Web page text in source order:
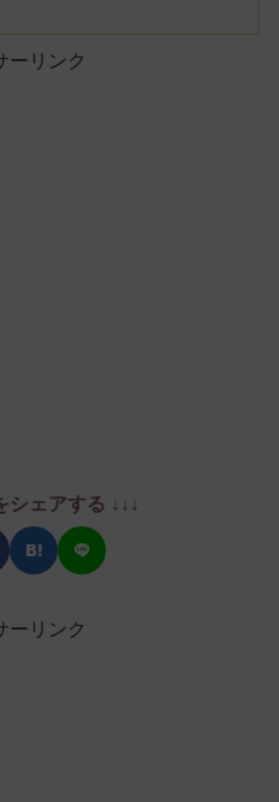
ーリンク
シェアする ↓↓↓
ーリンク